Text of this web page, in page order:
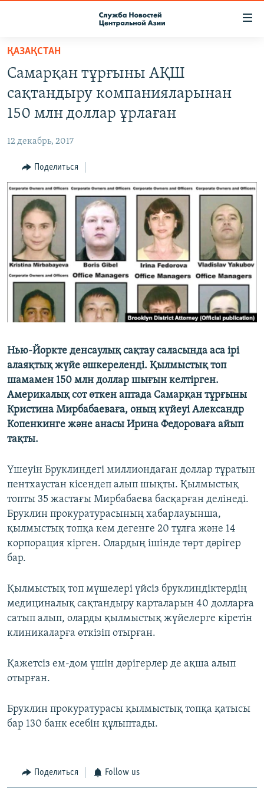
Вернуться
основному
содержанию
Вернутся
главной
навигации
Вернутся
поиску
ПОДПИСКА
КОНТАКТЫ
НАСТОЯЩЕЕ ВРЕМЯ
МИГРАНТ МЕДИА
ҚАЗАҚСТАН
Самарқан тұрғыны АҚШ
сақтандыру компанияларынан
150 млн доллар ұрлаған
12 декабрь, 2017
Поделиться
Нью-Йоркте денсаулық сақтау саласында аса ірі
алаяқтық жүйе әшкереленді. Қылмыстық топ
шамамен 150 млн доллар шығын келтірген.
Америкалық сот өткен аптада Самарқан тұрғыны
Кристина Мирбабаеваға, оның күйеуі Александр
Копенкинге және анасы Ирина Федороваға айып
тақты.
Үшеуін Бруклиндегі миллиондаған доллар тұратын
пентхаустан кісендеп алып шықты. Қылмыстық
топты 35 жастағы Мирбабаева басқарған делінеді.
Бруклин прокуратурасының хабарлауынша,
қылмыстық топқа кем дегенге 20 тұлға және 14
корпорация кірген. Олардың ішінде төрт дәрігер
бар.
Қылмыстық топ мүшелері үйсіз бруклиндіктердің
медициналық сақтандыру карталарын 40 долларға
сатып алып, оларды қылмыстық жүйелерге кіретін
клиникаларға өткізіп отырған.
Қажетсіз ем-дом үшін дәрігерлер де ақша алып
отырған.
Бруклин прокуратурасы қылмыстық топқа қатысы
бар 130 банк есебін құлыптады.
Поделиться Follow us